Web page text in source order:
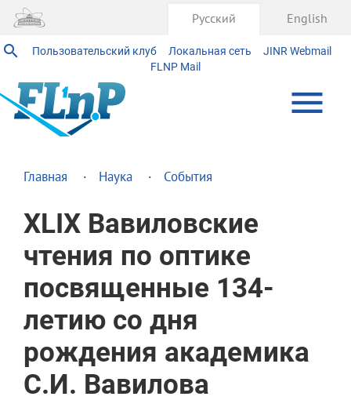
Пользовательский клуб Локальная сеть
JINR Webmail
FLNP Mail
Русский English
Главная Наука События
XLIX Вавиловские
чтения по оптике
посвященные 134-
летию со дня
рождения академика
С.И. Вавилова